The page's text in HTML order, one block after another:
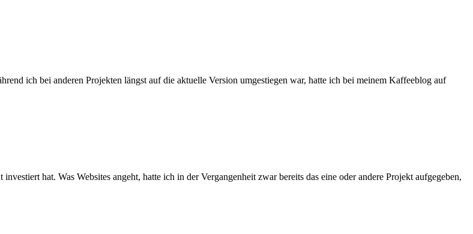
ich bei anderen Projekten längst auf die aktuelle Version umgestiegen war, hatte ich bei meinem Kaffeeblog auf
hat. Was Websites angeht, hatte ich in der Vergangenheit zwar bereits das eine oder andere Projekt aufgegeben,